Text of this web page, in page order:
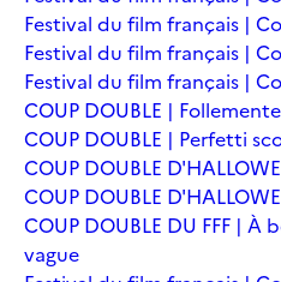
Festival du film français |
Festival du film français |
Festival du film français |
COUP DOUBLE | Follemente
COUP DOUBLE | Perfetti
COUP DOUBLE
COUP DOUBLE
COUP DOUBLE DU FFF |
vague